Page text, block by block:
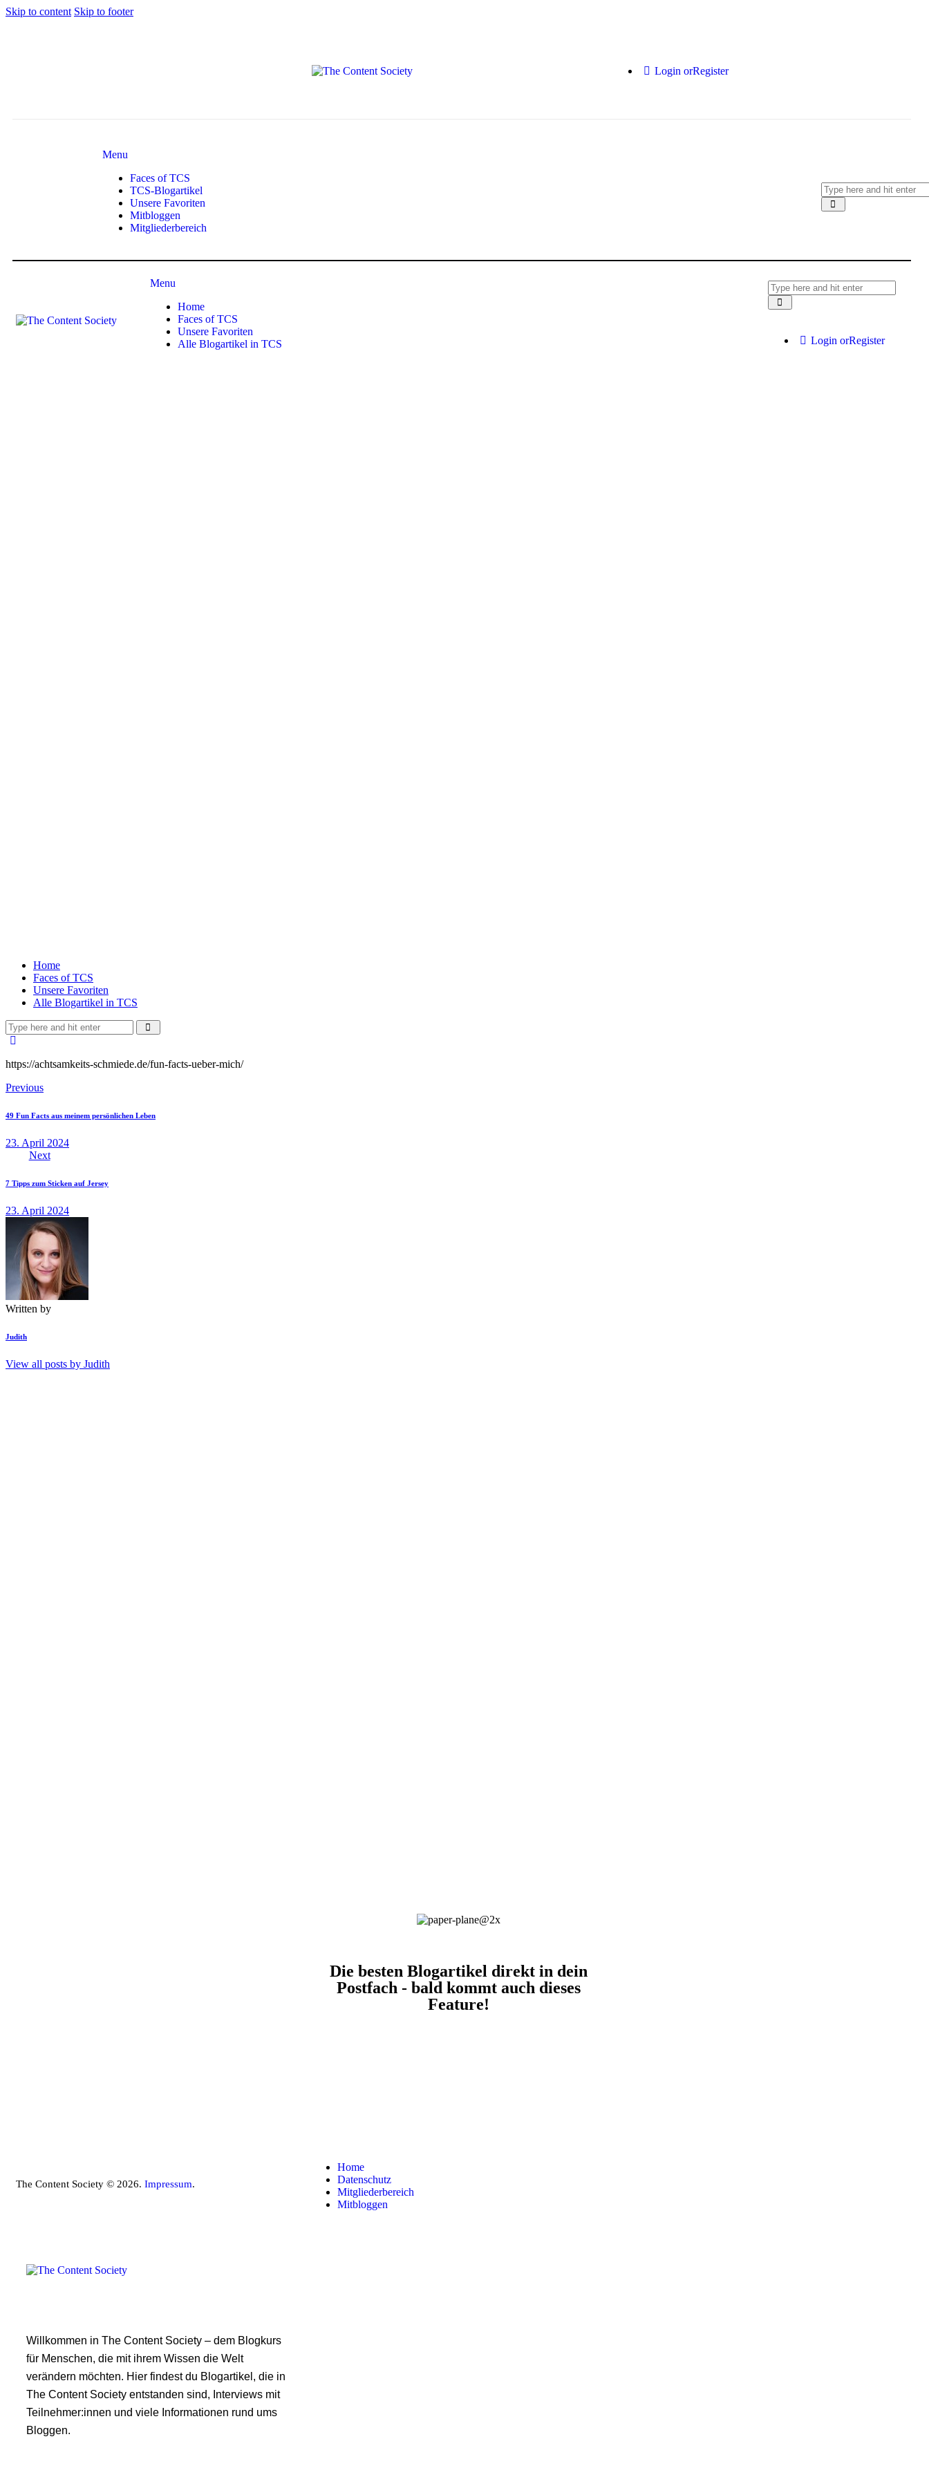
Skip to content Skip to footer
Login orRegister
Menu
Faces of TCS
TCS-Blogartikel
Unsere Favoriten
Mitbloggen
Mitgliederbereich
Menu
Home
Faces of TCS
Unsere Favoriten
Alle Blogartikel in TCS
Login orRegister
Home
Faces of TCS
Unsere Favoriten
Alle Blogartikel in TCS
https://achtsamkeits-schmiede.de/fun-facts-ueber-mich/
Previous
49 Fun Facts aus meinem persönlichen Leben
23. April 2024
Next
7 Tipps zum Sticken auf Jersey
23. April 2024
Written by
Judith
View all posts by Judith
Die besten Blogartikel direkt in dein
Postfach - bald kommt auch dieses
Feature!
The Content Society © 2026. Impressum.
Home
Datenschutz
Mitgliederbereich
Mitbloggen
Willkommen in The Content Society – dem Blogkurs
für Menschen, die mit ihrem Wissen die Welt
verändern möchten. Hier findest du Blogartikel, die in
The Content Society entstanden sind, Interviews mit
Teilnehmer:innen und viele Informationen rund ums
Bloggen.